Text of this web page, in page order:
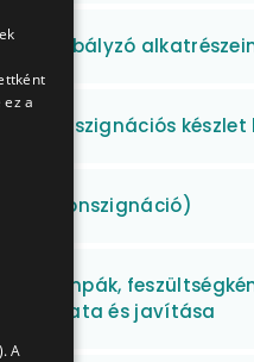
konszignációs készlet
(konszignáció)
és javítása
a
A